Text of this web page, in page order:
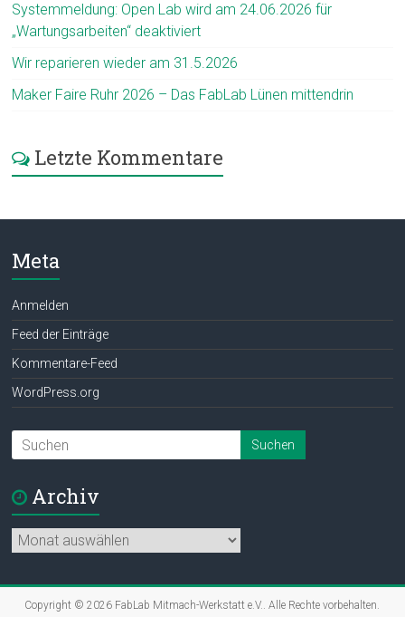
Systemmeldung: Open Lab wird am 24.06.2026 für
„Wartungsarbeiten“ deaktiviert
Wir reparieren wieder am 31.5.2026
Maker Faire Ruhr 2026 – Das FabLab Lünen mittendrin
Letzte Kommentare
Meta
Anmelden
Feed der Einträge
Kommentare-Feed
WordPress.org
Archiv
Archiv
Copyright © 2026 FabLab Mitmach-Werkstatt e.V.. Alle Rechte vorbehalten.